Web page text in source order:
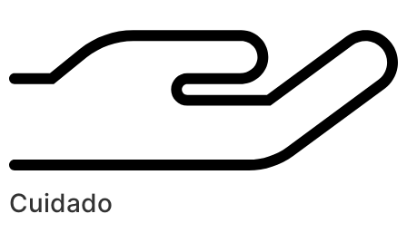
Cuidado